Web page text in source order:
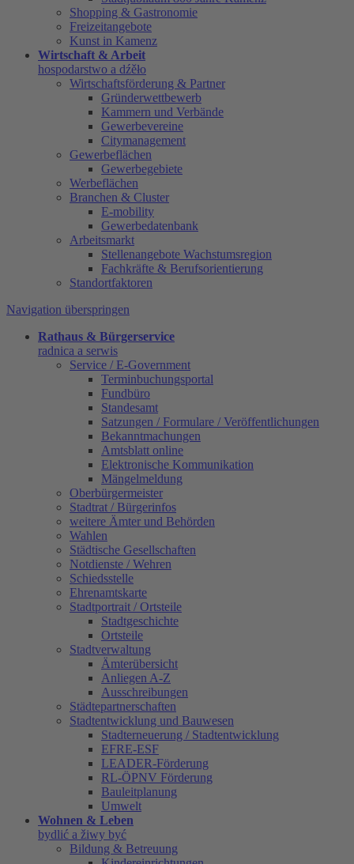
Shopping & Gastronomie
Freizeitangebote
Kunst in Kamenz
Wirtschaft & Arbeit
hospodarstwo a dźěło
Wirtschaftsförderung & Partner
Gründerwettbewerb
Kammern und Verbände
Gewerbevereine
Citymanagement
Gewerbeflächen
Gewerbegebiete
Werbeflächen
Branchen & Cluster
E-mobility
Gewerbedatenbank
Arbeitsmarkt
Stellenangebote Wachstumsregion
Fachkräfte & Berufsorientierung
Standortfaktoren
Navigation überspringen
Rathaus & Bürgerservice
radnica a serwis
Service / E-Government
Terminbuchungsportal
Fundbüro
Standesamt
Satzungen / Formulare / Veröffentlichungen
Bekanntmachungen
Amtsblatt online
Elektronische Kommunikation
Mängelmeldung
Oberbürgermeister
Stadtrat / Bürgerinfos
weitere Ämter und Behörden
Wahlen
Städtische Gesellschaften
Notdienste / Wehren
Schiedsstelle
Ehrenamtskarte
Stadtportrait / Ortsteile
Stadtgeschichte
Ortsteile
Stadtverwaltung
Ämterübersicht
Anliegen A-Z
Ausschreibungen
Städtepartnerschaften
Stadtentwicklung und Bauwesen
Stadterneuerung / Stadtentwicklung
EFRE-ESF
LEADER-Förderung
RL-ÖPNV Förderung
Bauleitplanung
Umwelt
Wohnen & Leben
bydlić a žiwy być
Bildung & Betreuung